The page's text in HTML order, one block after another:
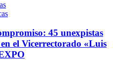
45 unexpistas
el Vicerrectorado «Luis